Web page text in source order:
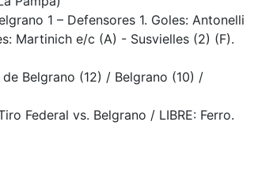
1 – Defensores 1. Goles: Antonelli
Martinich e/c (A) - Susvielles (2) (F).
Belgrano (12) / Belgrano (10) /
Federal vs. Belgrano / LIBRE: Ferro.